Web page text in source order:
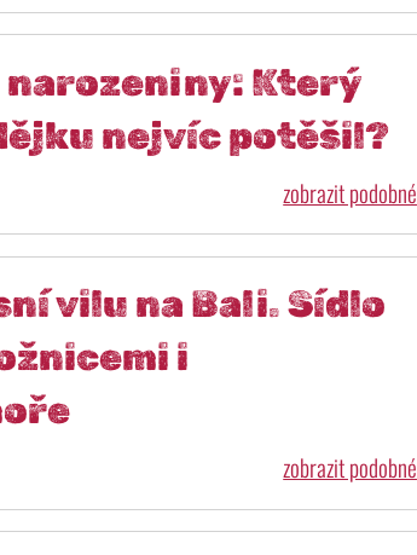
narozeniny: Který
nejvíc potěšil?
zobrazit podobné
vilu na Bali. Sídlo
i
zobrazit podobné